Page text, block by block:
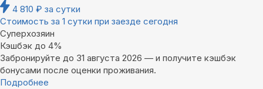
4 810 ₽ за сутки
Стоимость за 1 сутки при заезде сегодня
Суперхозяин
Кэшбэк до 4%
Забронируйте до 31 августа 2026 — и получите кэшбэк
бонусами после оценки проживания.
Подробнее